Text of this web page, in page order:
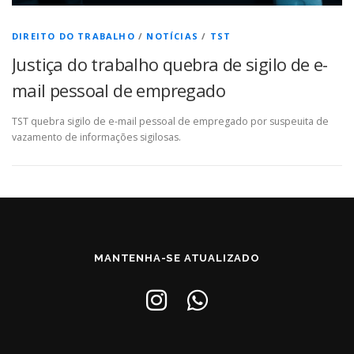
DIREITO DO TRABALHO / NOTÍCIAS / TST
Justiça do trabalho quebra de sigilo de e-
mail pessoal de empregado
TST quebra sigilo de e-mail pessoal de empregado por suspeuita de
vazamento de informações sigilosas.
MANTENHA-SE ATUALIZADO